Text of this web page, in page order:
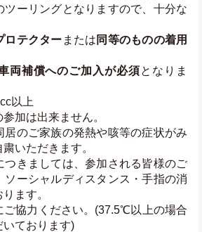
ツーリングとなりますので、十分な
ロテクター または 同等のものの着用
両補償へのご加入が必須となりま
以上
加は出来ません。
のご家族の発熱や咳等の症状がみ
いただきます。
きましては、参加される皆様のご
ソーシャルディスタンス・手指の消
ます。
協力ください。(37.5℃以上の場合
いております)